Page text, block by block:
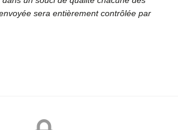
sera entièrement contrôlée par